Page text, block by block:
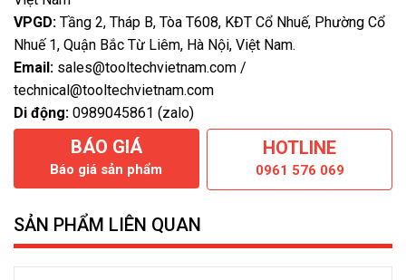
VPGD: Tầng 2, Tháp B, Tòa T608, KĐT Cổ Nhuế, Phường Cổ
Nhuế 1, Quận Bắc Từ Liêm, Hà Nội, Việt Nam.
Email: sales@tooltechvietnam.com /
technical@tooltechvietnam.com
Di động: 0989045861 (zalo)
BÁO GIÁ
Báo giá sản phẩm
HOTLINE
0961 576 069
SẢN PHẨM LIÊN QUAN